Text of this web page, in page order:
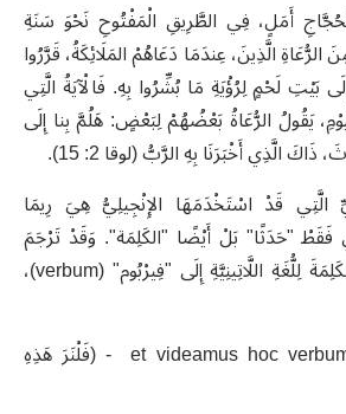
أَمَلٍ، فِي الطَّرِيقِ الْمَفْتُوحِ نَحْوَ سَنَةِ
الرُّعَاةِ الَّذِينَ، عِندَمَا دَعَاهُمْ المَلَائِكَةُ، قَرَّرُوا
بَيْتِ لَحْمٍ لِرُؤْيَةِ مَا بُشِّرُوا بِهِ. فَالْآيَةُ الَّتِي
يَقُولُ الرُّعَاةُ بَعْضُهُمْ لِبَعْضٍ: هَلُمَّ بِنا إِلَى
الَّذِي أَخْبَرَنَا بِهِ الرَّبُّ (لوقا 2: 15)
.
الَّتِي قَدْ اسْتَخْدَمَهَا الإِنْجِيلِيُّ هِيَ رِيمَا
فَقَطْ "حَدَثًا" بَلْ أَيْضًا "الكَلِمَة". وَقَدْ تَرْجَمَ
لِلُّغَةِ اللَّاتِينِيَّةِ إِلَى "فِيرْبُوم" (verbum)
،
et videamus hoc
فَلْنَرَ هَذِهِ